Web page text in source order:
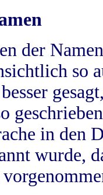
der
so
in
wurde,